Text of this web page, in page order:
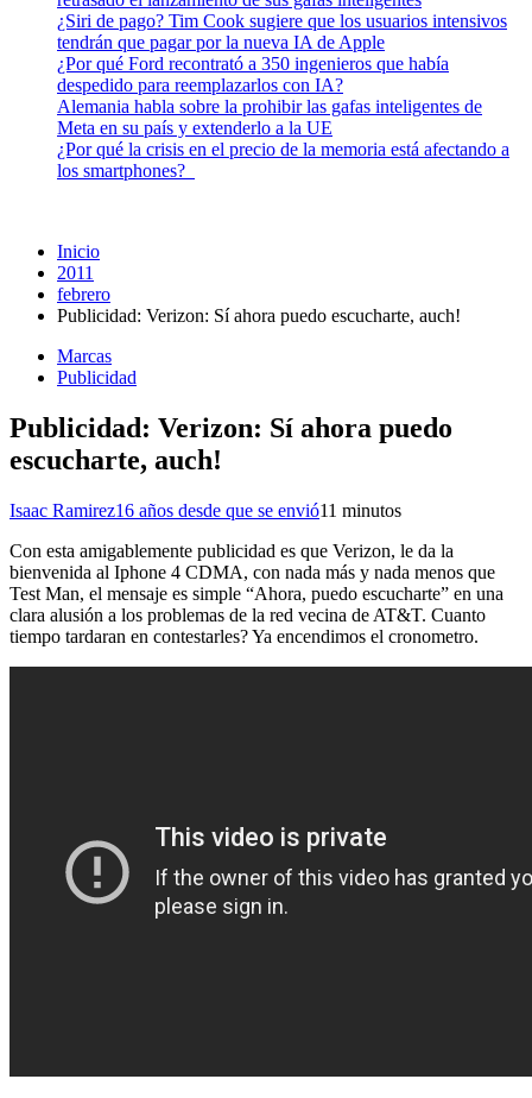
¿Siri de pago? Tim Cook sugiere que los usuarios intensivos
tendrán que pagar por la nueva IA de Apple
¿Por qué Ford recontrató a 350 ingenieros que había
despedido para reemplazarlos con IA?
Alemania habla sobre la prohibir las gafas inteligentes de
Meta en su país y extenderlo a la UE
¿Por qué la crisis en el precio de la memoria está afectando a
los smartphones?
Inicio
2011
febrero
Publicidad: Verizon: Sí ahora puedo escucharte, auch!
Marcas
Publicidad
Publicidad: Verizon: Sí ahora puedo
escucharte, auch!
Isaac Ramirez16 años desde que se envió11 minutos
Con esta amigablemente publicidad es que Verizon, le da la
bienvenida al Iphone 4 CDMA, con nada más y nada menos que
Test Man, el mensaje es simple “Ahora, puedo escucharte” en una
clara alusión a los problemas de la red vecina de AT&T. Cuanto
tiempo tardaran en contestarles? Ya encendimos el cronometro.